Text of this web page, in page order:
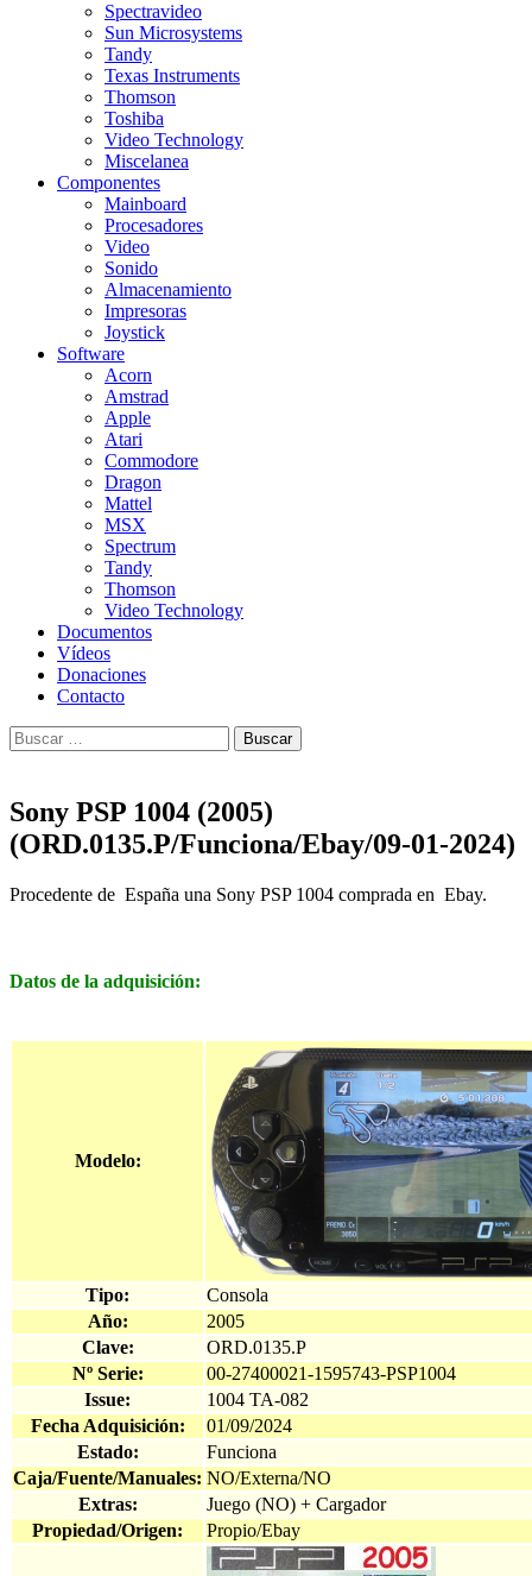
Spectravideo
Sun Microsystems
Tandy
Texas Instruments
Thomson
Toshiba
Video Technology
Miscelanea
Componentes
Mainboard
Procesadores
Video
Sonido
Almacenamiento
Impresoras
Joystick
Software
Acorn
Amstrad
Apple
Atari
Commodore
Dragon
Mattel
MSX
Spectrum
Tandy
Thomson
Video Technology
Documentos
Vídeos
Donaciones
Contacto
Buscar:
Sony PSP 1004 (2005)
(ORD.0135.P/Funciona/Ebay/09-01-2024)
Procedente de España una Sony PSP 1004 comprada en Ebay.
Datos de la adquisición:
Modelo:
Tipo:
Consola
Año:
2005
Clave:
ORD.0135.P
Nº Serie:
00-27400021-1595743-PSP1004
Issue:
1004 TA-082
Fecha Adquisición:
01/09/2024
Estado:
Funciona
Caja/Fuente/Manuales: NO/Externa/NO
Extras:
Juego (NO) + Cargador
Propiedad/Origen:
Propio/Ebay